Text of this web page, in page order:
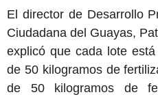
El director de Desarrollo
Ciudadana del Guayas,
explicó que cada lote
de 50 kilogramos de
de 50 kilogramos de